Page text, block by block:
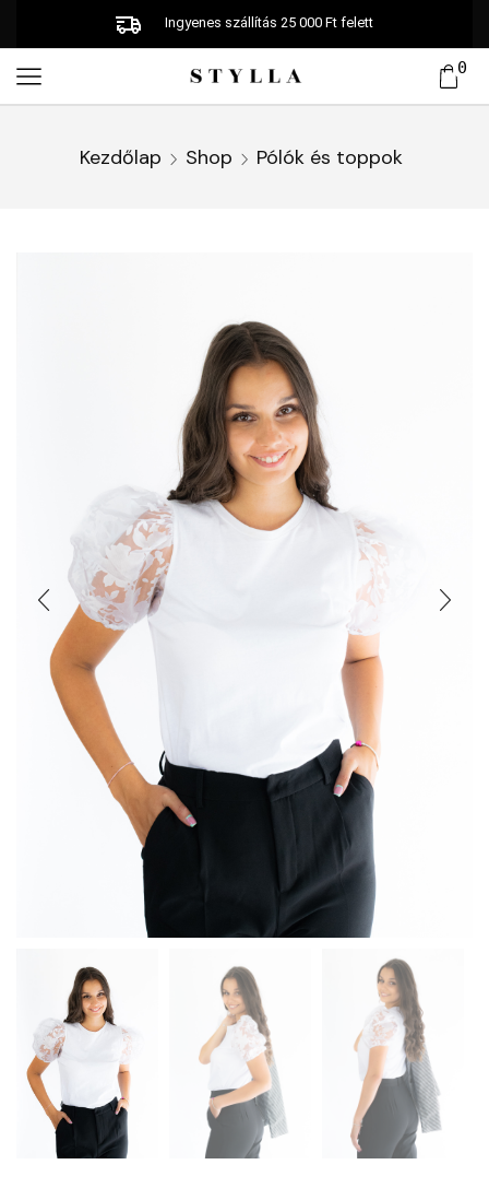
Ingyenes szállítás 25 000 Ft felett
0
Kezdőlap Shop Pólók és toppok